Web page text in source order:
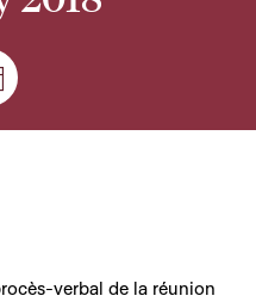
and meetings
verbal de la réunion